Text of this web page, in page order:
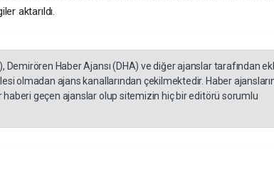
aktarıldı.
Demirören Haber Ajansı (DHA) ve diğer ajanslar tarafından
olmadan ajans kanallarından çekilmektedir. Haber
geçen ajanslar olup sitemizin hiç bir editörü sorumlu